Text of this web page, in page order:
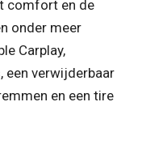
comfort en de
onder meer
Carplay,
een verwijderbaar
en een tire